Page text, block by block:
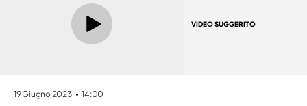
VIDEO SUGGERITO
19 Giugno 2023 14:00